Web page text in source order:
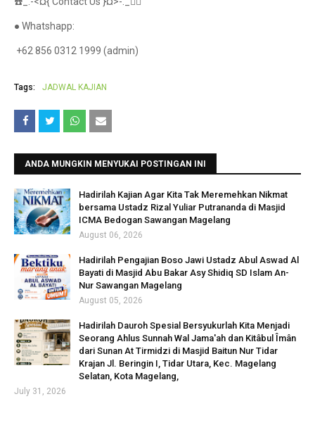
● Whatshapp:
+62 856 0312 1999 (admin)
Tags: JADWAL KAJIAN
ANDA MUNGKIN MENYUKAI POSTINGAN INI
Hadirilah Kajian Agar Kita Tak Meremehkan Nikmat
bersama Ustadz Rizal Yuliar Putrananda di Masjid
ICMA Bedogan Sawangan Magelang
August 06, 2026
Hadirilah Pengajian Boso Jawi Ustadz Abul Aswad Al
Bayati di Masjid Abu Bakar Asy Shidiq SD Islam An-
Nur Sawangan Magelang
August 05, 2026
Hadirilah Dauroh Spesial Bersyukurlah Kita Menjadi
Seorang Ahlus Sunnah Wal Jama'ah dan Kitâbul Îmân
dari Sunan At Tirmidzi di Masjid Baitun Nur Tidar
Krajan Jl. Beringin I, Tidar Utara, Kec. Magelang
Selatan, Kota Magelang,
July 31, 2026